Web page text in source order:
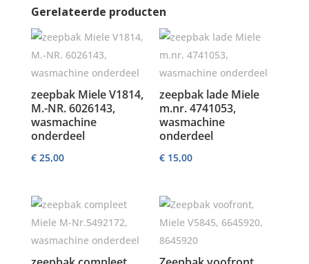
Gerelateerde producten
zeepbak Miele V1814,
M.-NR. 6026143,
wasmachine
onderdeel
€25,00
zeepbak lade Miele
m.nr. 4741053,
wasmachine
onderdeel
€ 15,00